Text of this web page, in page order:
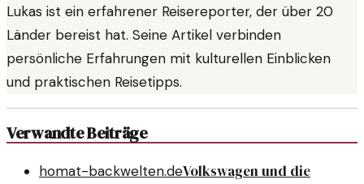
Lukas ist ein erfahrener Reisereporter, der über 20
Länder bereist hat. Seine Artikel verbinden
persönliche Erfahrungen mit kulturellen Einblicken
und praktischen Reisetipps.
Verwandte Beiträge
homat-backwelten.deVolkswagen und die